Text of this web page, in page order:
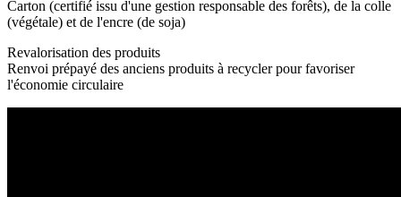
Carton (certifié issu d'une gestion responsable des forêts), de la colle
(végétale) et de l'encre (de soja)
Revalorisation des produits
Renvoi prépayé des anciens produits à recycler pour favoriser
l'économie circulaire